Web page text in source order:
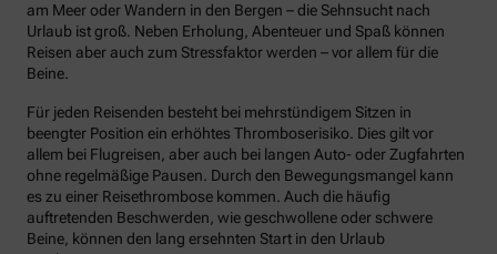
am Meer oder Wandern in den Bergen – die Sehnsucht nach
Urlaub ist groß. Neben Erholung, Abenteuer und Spaß können
Reisen aber auch zum Stressfaktor werden – vor allem für die
Beine.
Für jeden Reisenden besteht bei mehrstündigem Sitzen in
beengter Position ein erhöhtes Thromboserisiko. Dies gilt vor
allem bei Flugreisen, aber auch bei langen Auto- oder Zugfahrten
ohne regelmäßige Pausen. Durch den Bewegungsmangel kann
es zu einer Reisethrombose kommen. Auch die häufig
auftretenden Beschwerden, wie geschwollene oder schwere
Beine, können den lang ersehnten Start in den Urlaub